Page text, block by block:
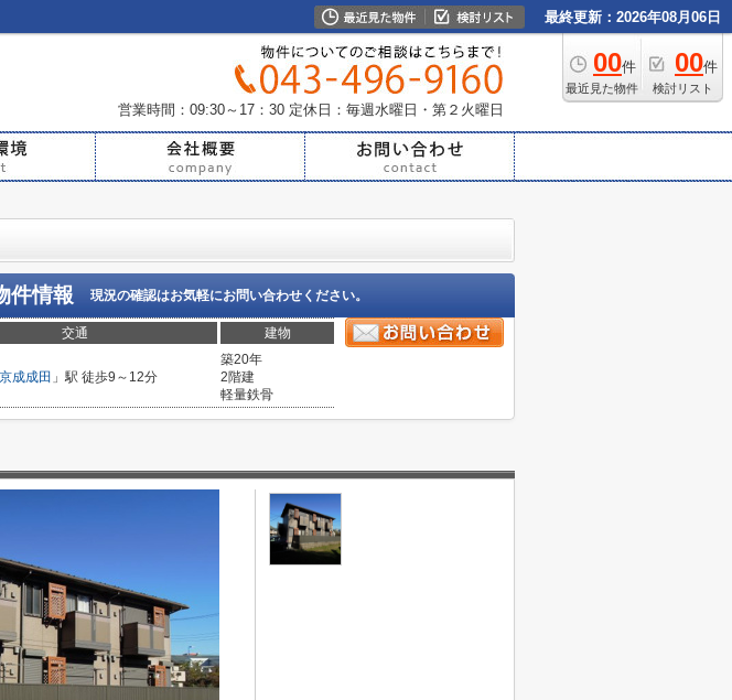
最終更新：2026年08月06日
00件
最近見た物件
00件
検討リスト
営業時間：09:30～17：30 定休日：毎週水曜日・第２火曜日
件情報 現況の確認はお気軽にお問い合わせください。
交通 建物
京成成田 」駅 徒歩9～12分
築20年
2階建
軽量鉄骨